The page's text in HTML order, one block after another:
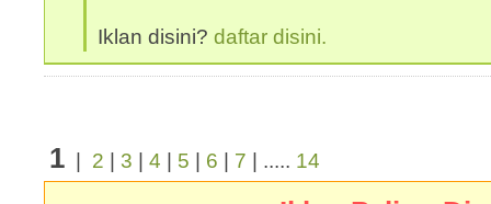
Iklan disini? daftar disini.
1 2 3 4 5 6 7 | ..... 14